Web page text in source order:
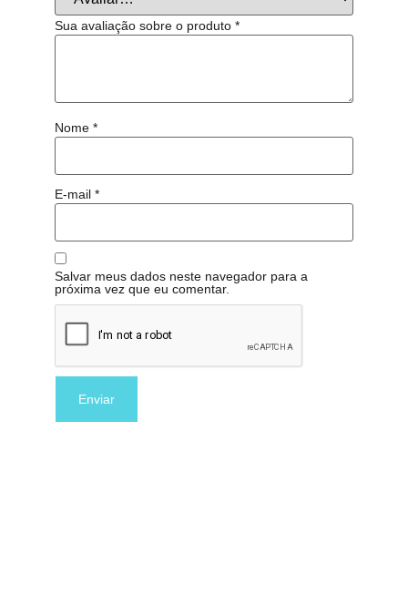
Sua avaliação sobre o produto *
Nome *
E-mail *
Salvar meus dados neste navegador para a
próxima vez que eu comentar.